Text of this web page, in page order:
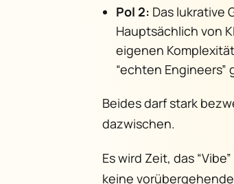
Pol 2: Das lukrative
Hauptsächlich von
eigenen
“echten
Beides darf stark
dazwischen.
Es wird Zeit, das
keine